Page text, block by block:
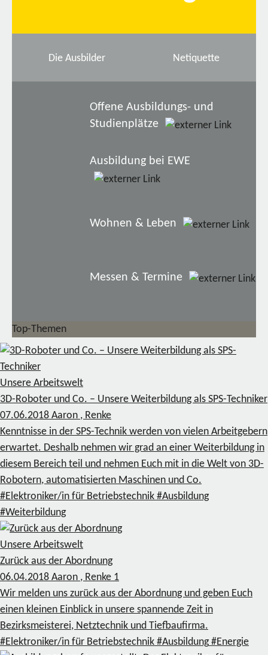
Die Ausbilder Netiquette
Offene Ausbildungs- und
Studienplätze
Ausbildung bei EWE
Wohnen & Leben
Messen & Termine
Top-Themen
Unsere Arbeitswelt
3D-Roboter und Co. – Unsere Weiterbildung als SPS-Techniker
07.06.2018 Aaron , Renke
Kenntnisse in der SPS-Technik werden von vielen Arbeitgebern
erwartet. Deshalb nehmen wir grad an einer Weiterbildung in
diesem Bereich teil und nehmen Euch mit in die Welt von 3D-
Robotern, automatisierten Maschinen und Co.
#Elektroniker/in für Betriebstechnik #Ausbildung
#Weiterbildung
Unsere Arbeitswelt
Zurück aus der Abordnung
06.04.2018 Aaron , Renke 1
Wir melden uns zurück aus der Abordnung und geben Euch
einen kleinen Einblick in unsere spannende Zeit in
Bezirksmeisterei, Netztechnik und Tiefbaufirma.
#Elektroniker/in für Betriebstechnik #Ausbildung #Energie